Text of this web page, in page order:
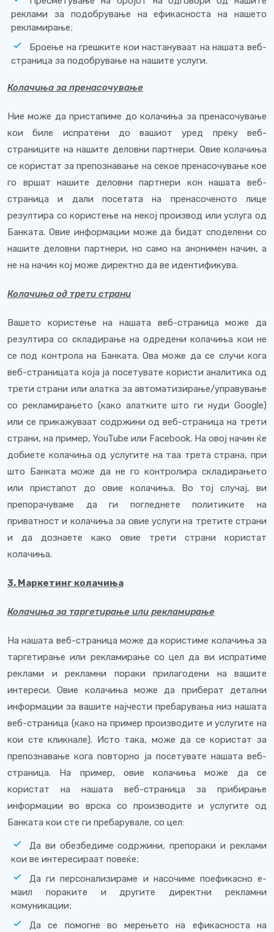
реклами за подобрување на ефикасноста на нашето
рекламирање;
Броење на грешките кои настануваат на нашата веб-
страница за подобрување на нашите услуги.
Колачиња за пренасочување
Ние може да пристапиме до колачиња за пренасочување
кои биле испратени до вашиот уред преку веб-
страниците на нашите деловни партнери. Овие колачиња
се користат за препознавање на секое пренасочување кое
го вршат нашите деловни партнери кон нашата веб-
страница и дали посетата на пренасоченото лице
резултира со користење на некој производ или услуга од
Банката. Овие информации може да бидат споделени со
нашите деловни партнери, но само на анонимен начин, а
не на начин кој може директно да ве идентификува.
Колачиња од трети страни
Вашето користење на нашата веб-страница може да
резултира со складирање на одредени колачиња кои не
се под контрола на Банката. Ова може да се случи кога
веб-страницата која ја посетувате користи аналитика од
трети страни или алатка за автоматизирање/управување
со рекламирањето (како алатките што ги нуди Google)
или се прикажуваат содржини од веб-страница на трети
страни, на пример, YouTube или Facebook. На овој начин ќе
добиете колачиња од услугите на таа трета страна, при
што Банката може да не го контролира складирањето
или пристапот до овие колачиња. Во тој случај, ви
препорачуваме да ги погледнете политиките на
приватност и колачиња за овие услуги на третите страни
и да дознаете како овие трети страни користат
колачиња.
3. Маркетинг колачиња
Колачиња за таргетирање или рекламирање
На нашата веб-страница може да користиме колачиња за
таргетирање или рекламирање со цел да ви испратиме
реклами и рекламни пораки прилагодени на вашите
интереси. Овие колачиња може да приберат детални
информации за вашите најчести пребарувања низ нашата
веб-страница (како на пример производите и услугите на
кои сте кликнале). Исто така, може да се користат за
препознавање кога повторно ја посетувате нашата веб-
страница. На пример, овие колачиња може да се
користат на нашата веб-страница за прибирање
информации во врска со производите и услугите од
Банката кои сте ги пребарувале, со цел:
Да ви обезбедиме содржини, препораки и реклами
кои ве интересираат повеќе;
Да ги персонализираме и насочиме поефикасно е-
маил пораките и другите директни рекламни
комуникации;
Да се помогне во мерењето на ефикасноста на